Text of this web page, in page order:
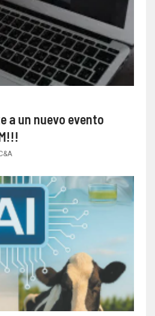
a un nuevo evento